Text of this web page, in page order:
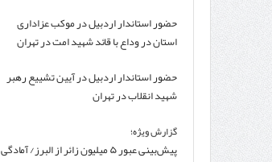
حضور استاندار اردبیل در موکب عزاداری
استان در وداع با قائد شهید امت در تهران
حضور استاندار اردبیل در آیین تشییع رهبر
شهید انقلاب در تهران
گزارش ویژه؛
پیش‌بینی عبور ۵ میلیون زائر از البرز/ آمادگی